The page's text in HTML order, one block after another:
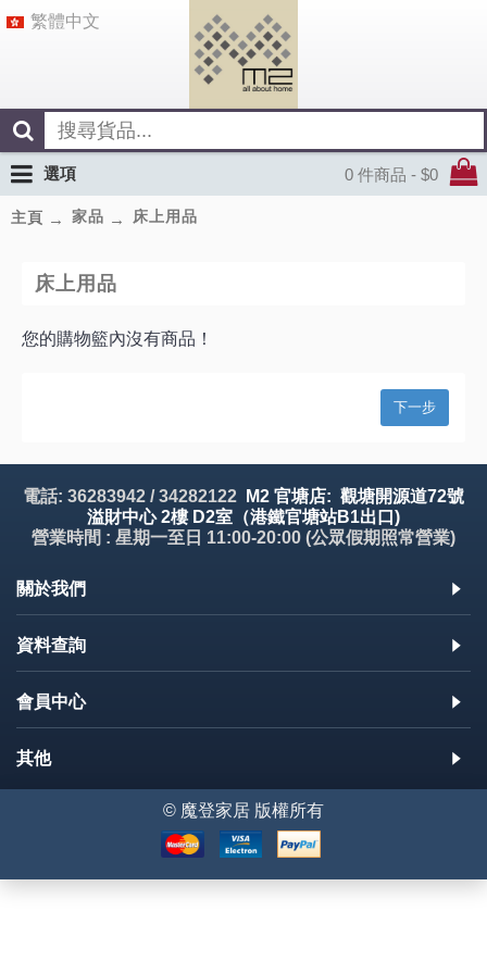
繁體中文
0 件商品 - $0
選項
主頁 家品 床上用品
床上用品
您的購物籃內沒有商品！
下一步
電話: 36283942 / 34282122
M2 官塘店: 觀塘開源道72號
溢財中心 2樓 D2室（港鐵官塘站B1出口)
營業時間 : 星期一至日 11:00-20:00 (公眾假期照常營業)
關於我們
資料查詢
會員中心
其他
© 魔登家居 版權所有